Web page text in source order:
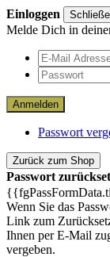
Einloggen
Melde Dich in
Anmelden
Passwort
Zurück zum Shop
Passwort
Wenn Sie das
Link zum
Ihnen per E-Mail
vergeben.